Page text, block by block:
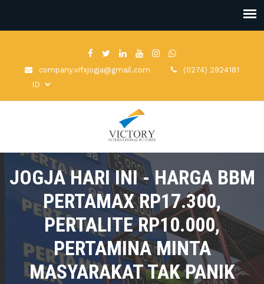
company.vifxjogja@gmail.com (0274) 2924181
JOGJA HARI INI - HARGA BBM
PERTAMAX RP17.300,
PERTALITE RP10.000,
PERTAMINA MINTA
MASYARAKAT TAK PANIK